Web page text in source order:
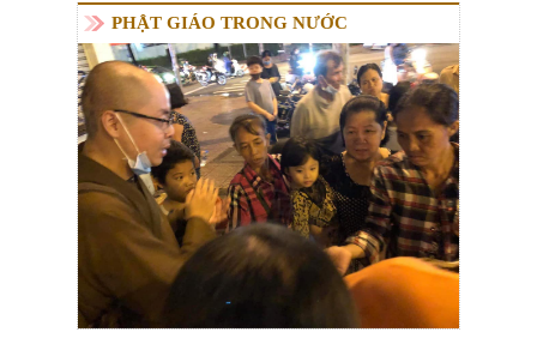
PHẬT GIÁO TRONG NƯỚC